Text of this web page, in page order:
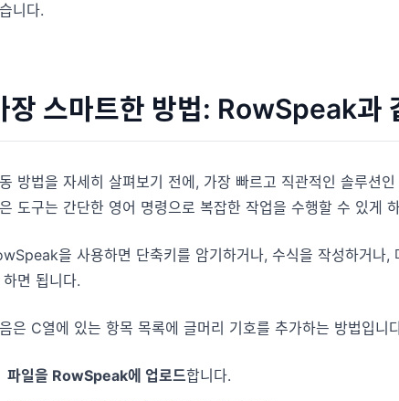
니다.
장 스마트한 방법: RowSpeak과
방법을 자세히 살펴보기 전에, 가장 빠르고 직관적인 솔루
도구는 간단한 영어 명령으로 복잡한 작업을 수행할 수 있게
을 사용하면 단축키를 암기하거나, 수식을 작성하거나,
하면 됩니다.
은 C열에 있는 항목 목록에 글머리 기호를 추가하는 방법입니
파일을 RowSpeak에 업로드합니다.